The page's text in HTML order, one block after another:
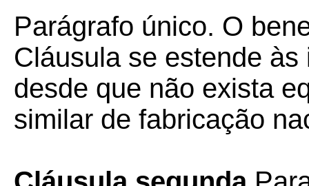
Parágrafo único. O
Cláusula se estende
desde que não exista
similar de fabricação